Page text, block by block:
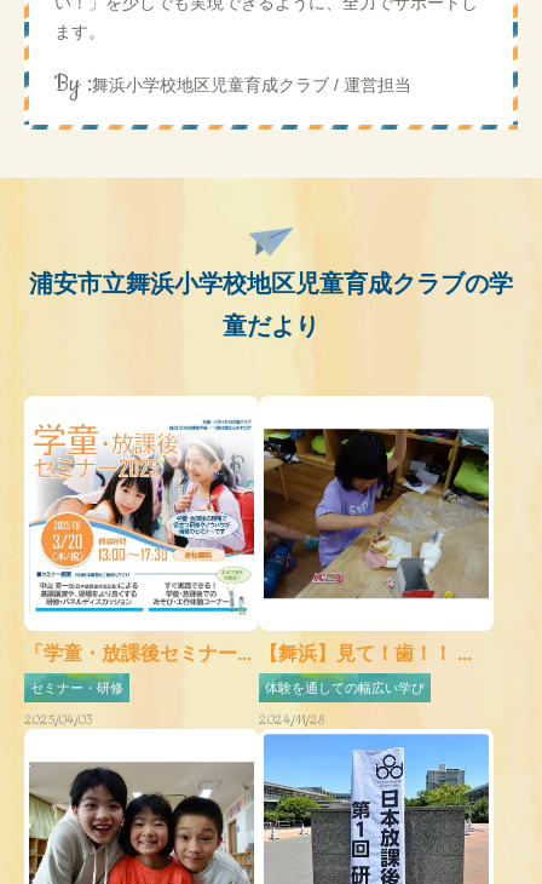
ます。
By :舞浜小学校地区児童育成クラブ / 運営担当
浦安市立舞浜小学校地区児童育成クラブの学
童だより
「学童・放課後セミナー...
セミナー・研修
2025/04/03
【舞浜】見て！歯！！ ...
体験を通しての幅広い学び
2024/11/28